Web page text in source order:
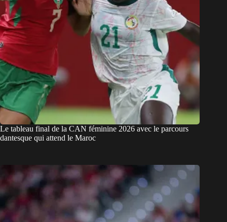
Le tableau final de la CAN féminine 2026 avec le parcours
dantesque qui attend le Maroc